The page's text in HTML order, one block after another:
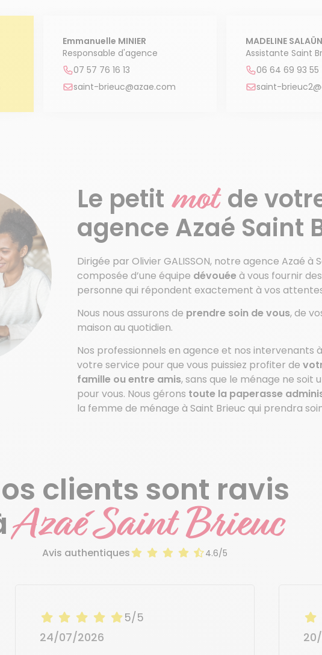
Emmanuelle MINIER
Responsable d'agence
07 57 76 16 13
saint-brieuc@azae.com
MADELINE SALAÜN
Assistante Saint
06 64 69 93 55
saint-
Le petit motde
agence Azaé Saint
Dirigée par Olivier GALISSON, notre agence Azaé à
composée d’une équipe dévouée à vous fournir
personne qui répondent exactement à vos
Nous nous assurons de prendre soin de vous, de
maison au quotidien.
Nos professionnels en agence et nos intervenants
votre service pour que vous puissiez profiter de
famille ou entre amis, sans que le ménage ne soit
pour vous. Nous gérons toute la paperasse
la femme de ménage à Saint Brieuc qui prendra
clients sont ravis
Azaé Saint Brieuc
Avis authentiques 4.6/5
5/5
24/07/2026